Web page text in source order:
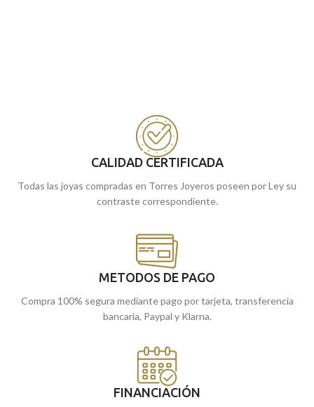
CALIDAD CERTIFICADA
Todas las joyas compradas en Torres Joyeros poseen por Ley su
contraste correspondiente.
METODOS DE PAGO
Compra 100% segura mediante pago por tarjeta, transferencia
bancaria, Paypal y Klarna.
FINANCIACIÓN